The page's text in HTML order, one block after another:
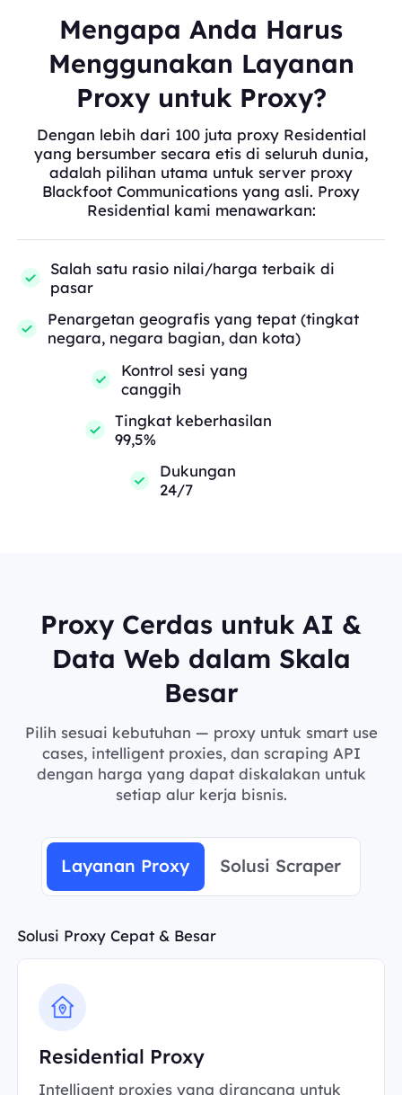
Mengapa Anda Harus
Menggunakan Layanan
Proxy untuk Proxy?
Dengan lebih dari 100 juta proxy Residential
yang bersumber secara etis di seluruh dunia,
adalah pilihan utama untuk server proxy
Blackfoot Communications yang asli. Proxy
Residential kami menawarkan:
Salah satu rasio nilai/harga terbaik di
pasar
Penargetan geografis yang tepat (tingkat
negara, negara bagian, dan kota)
Kontrol sesi yang
canggih
Tingkat keberhasilan
99,5%
Dukungan
24/7
Proxy Cerdas untuk AI &
Data Web dalam Skala
Besar
Pilih sesuai kebutuhan — proxy untuk smart use
cases, intelligent proxies, dan scraping API
dengan harga yang dapat diskalakan untuk
setiap alur kerja bisnis.
Layanan Proxy Solusi Scraper
Solusi Proxy Cepat & Besar
Residential Proxy
Intelligent proxies yang dirancang untuk